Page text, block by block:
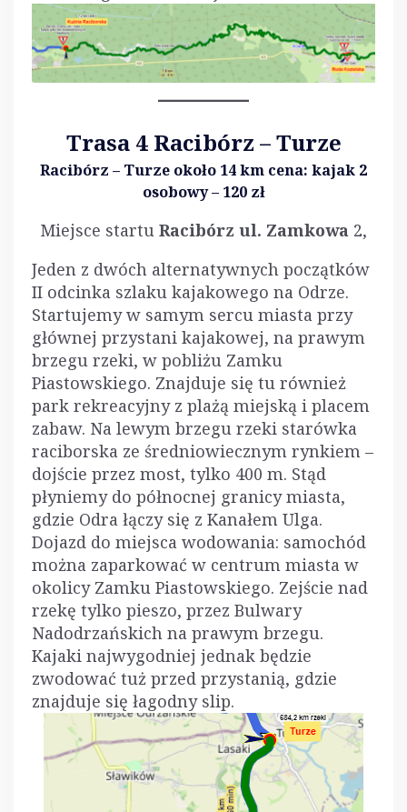
Trasa 4 Racibórz – Turze
Racibórz – Turze około 14 km cena: kajak 2
osobowy – 120 zł
Miejsce startu Racibórz ul. Zamkowa 2,
Jeden z dwóch alternatywnych początków
II odcinka szlaku kajakowego na Odrze.
Startujemy w samym sercu miasta przy
głównej przystani kajakowej, na prawym
brzegu rzeki, w pobliżu Zamku
Piastowskiego. Znajduje się tu również
park rekreacyjny z plażą miejską i placem
zabaw. Na lewym brzegu rzeki starówka
raciborska ze średniowiecznym rynkiem –
dojście przez most, tylko 400 m. Stąd
płyniemy do północnej granicy miasta,
gdzie Odra łączy się z Kanałem Ulga.
Dojazd do miejsca wodowania: samochód
można zaparkować w centrum miasta w
okolicy Zamku Piastowskiego. Zejście nad
rzekę tylko pieszo, przez Bulwary
Nadodrzańskich na prawym brzegu.
Kajaki najwygodniej jednak będzie
zwodować tuż przed przystanią, gdzie
znajduje się łagodny slip.